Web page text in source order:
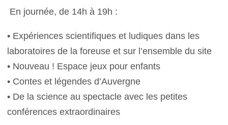
En journée, de 14h à 19h :
• Expériences scientifiques et ludiques dans les
laboratoires de la foreuse et sur l’ensemble du site
• Nouveau ! Espace jeux pour enfants
• Contes et légendes d’Auvergne
• De la science au spectacle avec les petites
conférences extraordinaires